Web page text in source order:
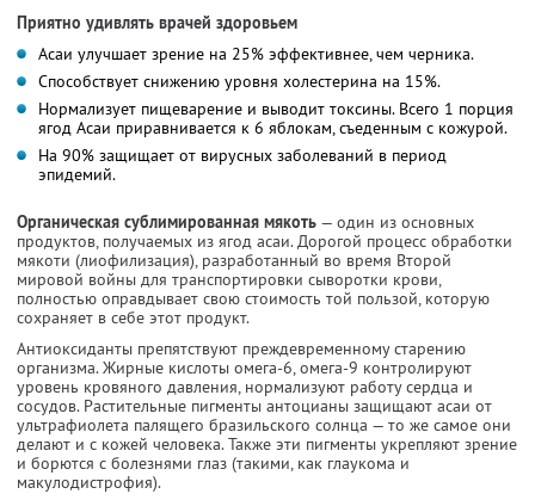
Приятно удивлять врачей здоровьем
Асаи улучшает зрение на 25% эффективнее, чем черника.
Способствует снижению уровня холестерина на 15%.
Нормализует пищеварение и выводит токсины. Всего 1 порция
ягод Асаи приравнивается к 6 яблокам, съеденным с кожурой.
На 90% защищает от вирусных заболеваний в период
эпидемий.
Органическая сублимированная мякоть — один из основных
продуктов, получаемых из ягод асаи. Дорогой процесс обработки
мякоти (лиофилизация), разработанный во время Второй
мировой войны для транспортировки сыворотки крови,
полностью оправдывает свою стоимость той пользой, которую
сохраняет в себе этот продукт.
Антиоксиданты препятствуют преждевременному старению
организма. Жирные кислоты омега-6, омега-9 контролируют
уровень кровяного давления, нормализуют работу сердца и
сосудов. Растительные пигменты антоцианы защищают асаи от
ультрафиолета палящего бразильского солнца — то же самое они
делают и с кожей человека. Также эти пигменты укрепляют зрение
и борются с болезнями глаз (такими, как глаукома и
макулодистрофия).